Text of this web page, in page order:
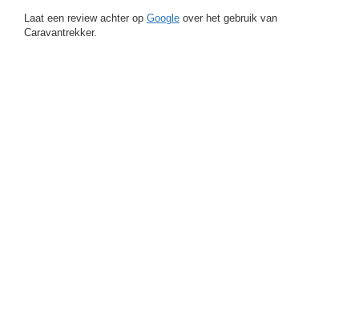
Laat een review achter op Google over het gebruik van
Caravantrekker.